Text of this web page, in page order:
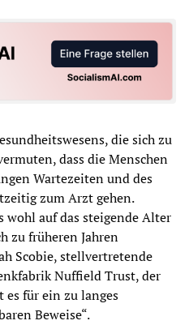
die sich zu
dass die Menschen
Wartezeiten und des
zum Arzt gehen.
wohl auf das steigende Alter
zu früheren Jahren
Scobie, stellvertretende
Nuffield Trust, der
es für ein zu langes
Beweise“.